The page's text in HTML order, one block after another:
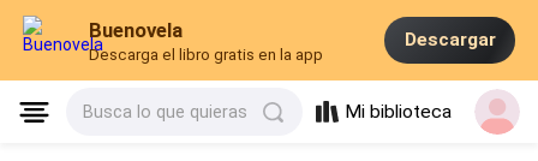
Buenovela
Descarga el libro gratis en la app
Descargar
Busca lo que quieras Mi biblioteca